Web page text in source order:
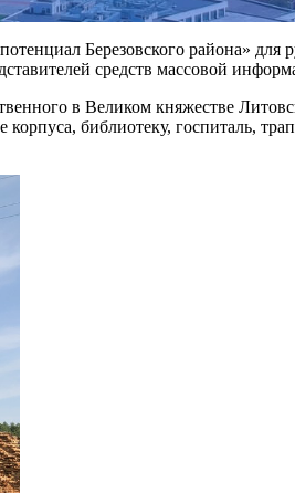
Березовского района» для
средств массовой
в Великом княжестве
библиотеку, госпиталь,